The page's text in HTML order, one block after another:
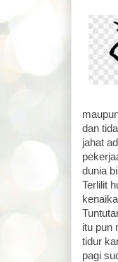
dan
jahat
dunia
Terlilit
itu pun
tidur
pagi